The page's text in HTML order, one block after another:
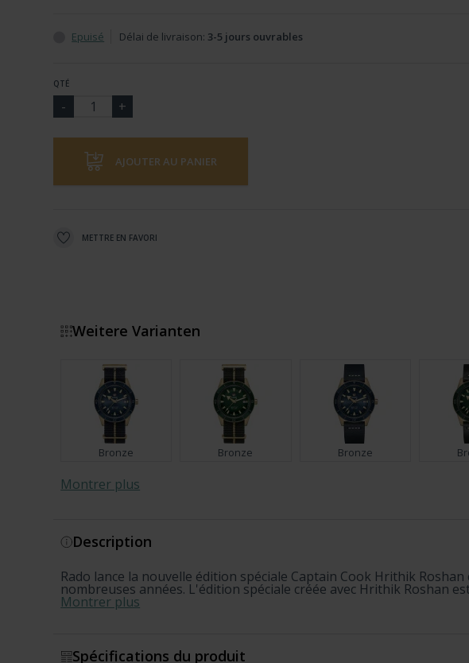
Epuisé Délai de livraison: 3-5 jours ouvrables
QTÉ
AJOUTER AU PANIER
METTRE EN FAVORI
Weitere Varianten
Bronze Bronze Bronze
Set
Bronze
Set x Cameron Norrie
Limited Edition
Montrer plus
Description
Rado lance la nouvelle édition spéciale Captain Cook Hrithik
nombreuses années. L'édition spéciale créée avec Hrithik Roshan
Montrer plus
Spécifications du produit